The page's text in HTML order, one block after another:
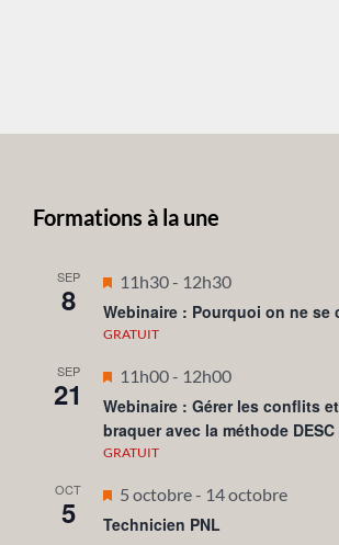
Formations à la une
SEP
8
Mis
en
avant
11h30- 12h30
Webinaire : Pourquoi on ne se
GRATUIT
SEP
21
Mis
en
avant
11h00- 12h00
Webinaire : Gérer les conflits
braquer avec la méthode DESC
GRATUIT
OCT
5
Mis
en
5 octobre- 14 octobre
Technicien PNL